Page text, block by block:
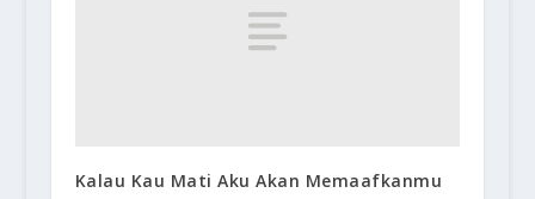
Kalau Kau Mati Aku Akan Memaafkanmu